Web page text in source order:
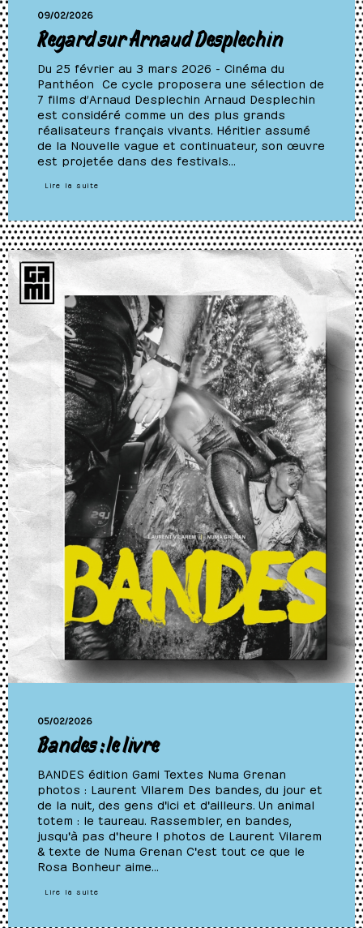
09/02/2026
Regard sur Arnaud Desplechin
Du 25 février au 3 mars 2026 - Cinéma du
Panthéon Ce cycle proposera une sélection de
7 films d’Arnaud Desplechin Arnaud Desplechin
est considéré comme un des plus grands
réalisateurs français vivants. Héritier assumé
de la Nouvelle vague et continuateur, son œuvre
est projetée dans des festivals…
Lire la suite
05/02/2026
Bandes : le livre
BANDES édition Gami Textes Numa Grenan
photos : Laurent Vilarem Des bandes, du jour et
de la nuit, des gens d'ici et d'ailleurs. Un animal
totem : le taureau. Rassembler, en bandes,
jusqu'à pas d'heure ! photos de Laurent Vilarem
& texte de Numa Grenan C'est tout ce que le
Rosa Bonheur aime…
Lire la suite